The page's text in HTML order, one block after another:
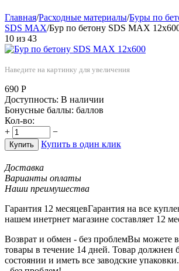
Главная/Расходные материалы/Буры по
SDS MAX/Бур по бетону SDS MAX
10 из 43
Наведите на картинку для увеличения
690 Р
Доступность: В наличии
Бонусные баллы: баллов
Кол-во:
+
−
Купить Купить в один клик
Доставка
Варианты оплаты
Наши преимушества
Гарантия 12 месяцевГарантия на все
нашем инетрнет магазине составляет 12
Возврат и обмен - без проблемВы можете
товары в течение 14 дней. Товар должнен
состоянии и иметь все заводские